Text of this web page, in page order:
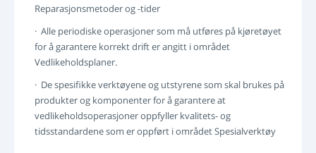
Diagnoseinstrument
ECU omprogrammering
Bergingsmaterial
LOGG INN
REGISTRERING
Reparasjonsmetoder og -tider
· Alle periodiske operasjoner som må utføres på kjøretøyet
for å garantere korrekt drift er angitt i området
Vedlikeholdsplaner.
· De spesifikke verktøyene og utstyrene som skal brukes på
produkter og komponenter for å garantere at
vedlikeholdsoperasjoner oppfyller kvalitets- og
tidsstandardene som er oppført i området Spesialverktøy